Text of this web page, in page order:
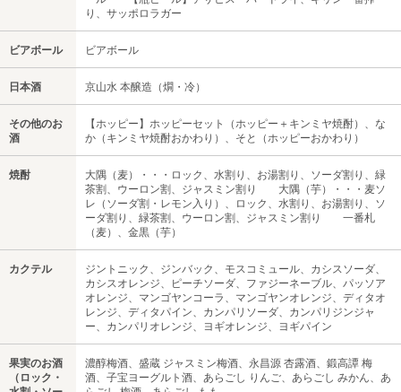
り、サッポロラガー
ビアボール ビアボール
日本酒 京山水 本醸造（燗・冷）
その他のお
酒
【ホッピー】ホッピーセット（ホッピー＋キンミヤ焼酎）、な
か（キンミヤ焼酎おかわり）、そと（ホッピーおかわり）
焼酎
大隅（麦）・・・ロック、水割り、お湯割り、ソーダ割り、緑
茶割、ウーロン割、ジャスミン割り 大隅（芋）・・・麦ソ
レ（ソーダ割・レモン入り）、ロック、水割り、お湯割り、ソ
ーダ割り、緑茶割、ウーロン割、ジャスミン割り 一番札
（麦）、金黒（芋）
カクテル
ジントニック、ジンバック、モスコミュール、カシスソーダ、
カシスオレンジ、ピーチソーダ、ファジーネーブル、パッソア
オレンジ、マンゴヤンコーラ、マンゴヤンオレンジ、ディタオ
レンジ、ディタパイン、カンパリソーダ、カンパリジンジャ
ー、カンパリオレンジ、ヨギオレンジ、ヨギパイン
果実のお酒
（ロック・
濃醇梅酒、盛蔵 ジャスミン梅酒、永昌源 杏露酒、鍛高譚 梅
酒、子宝ヨーグルト酒、あらごし りんご、あらごし みかん、あ